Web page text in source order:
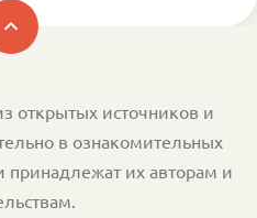
открытых источников и
в ознакомительных
принадлежат их авторам и